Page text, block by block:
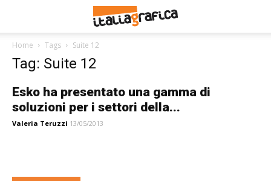
Home Tags Suite 12
Tag: Suite 12
Esko ha presentato una gamma di
soluzioni per i settori della...
Valeria Teruzzi 13/05/2013